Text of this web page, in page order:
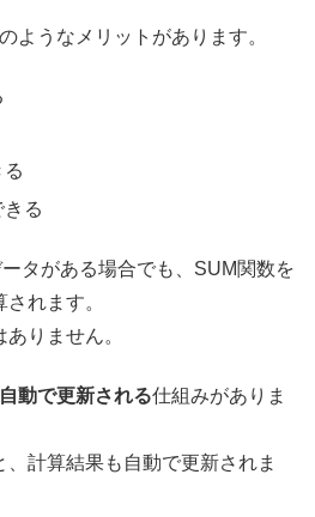
ようなメリットがあります。
る
タがある場合でも、SUM関数を
れます。
りません。
動で更新される仕組みがありま
計算結果も自動で更新されま